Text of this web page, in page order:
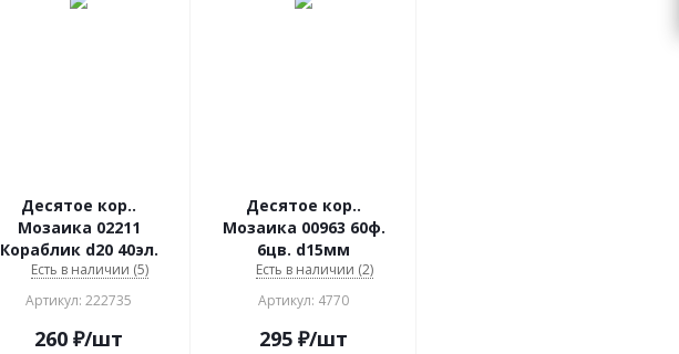
Десятое кор..
Мозаика 02211
Кораблик d20 40эл.
Есть в наличии (5)
Артикул: 222735
260 ₽/шт
Десятое кор..
Мозаика 00963 60ф.
6цв. d15мм
Есть в наличии (2)
Артикул: 4770
295 ₽/шт